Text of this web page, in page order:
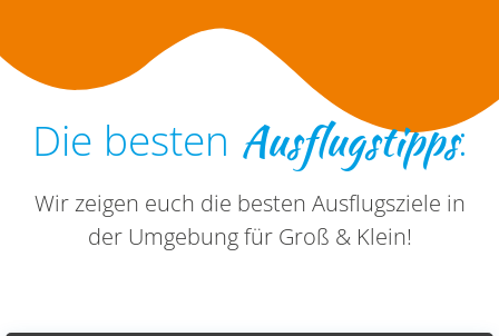
Die besten Ausflugstipps:
Wir zeigen euch die besten Ausflugsziele in
der Umgebung für Groß & Klein!